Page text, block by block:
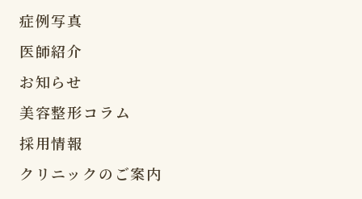
症例写真
医師紹介
お知らせ
美容整形コラム
採用情報
クリニックのご案内